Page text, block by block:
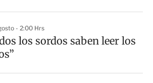
- 2:00 Hrs
los sordos saben leer los